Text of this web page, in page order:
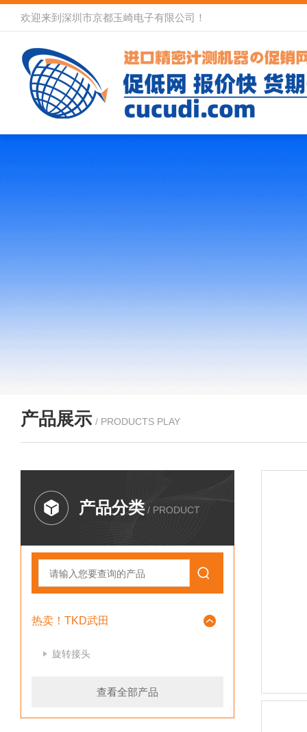
欢迎来到深圳市京都玉崎电子有限公司！
产品展示 / PRODUCTS PLAY
产品分类 / PRODUCT
热卖！TKD武田
旋转接头
查看全部产品